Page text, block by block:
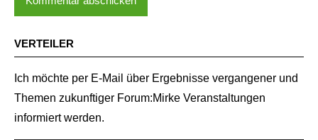
VERTEILER
Ich möchte per E-Mail über Ergebnisse vergangener und
Themen zukunftiger Forum:Mirke Veranstaltungen
informiert werden.